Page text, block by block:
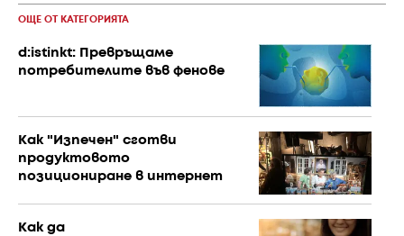
ОЩЕ ОТ КАТЕГОРИЯТА
d:istinkt: Превръщаме
потребителите във фенове
Как "Изпечен" сготви
продуктовото
позициониране в интернет
Как да